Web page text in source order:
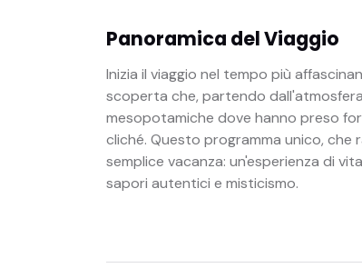
Panoramica del Viaggio
Inizia il viaggio nel tempo più
scoperta che, partendo
mesopotamiche dove hanno preso
cliché. Questo programma unico,
semplice vacanza: un'esperienza di
sapori autentici e misticismo.